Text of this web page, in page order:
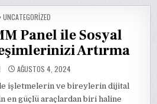
POSTED
IN
UNCATEGORIZED
Panel ile Sosyal
Artırma
AĞUSTOS 4, 2024
işletmelerin ve bireylerin dijital
en güçlü araçlardan biri haline